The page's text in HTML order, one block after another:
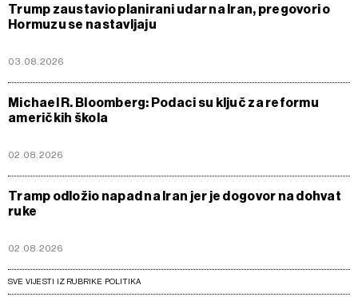
Trump zaustavio planirani udar na Iran, pregovori o
Hormuzu se nastavljaju
03.08.2026
Michael R. Bloomberg: Podaci su ključ za reformu
američkih škola
02.08.2026
Tramp odložio napad na Iran jer je dogovor na dohvat
ruke
02.08.2026
SVE VIJESTI IZ RUBRIKE POLITIKA